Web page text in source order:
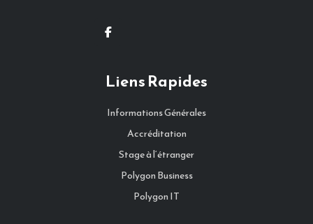
Liens Rapides
Informations Générales
Accréditation
Stage à l‘étranger
Polygon Business
Polygon IT